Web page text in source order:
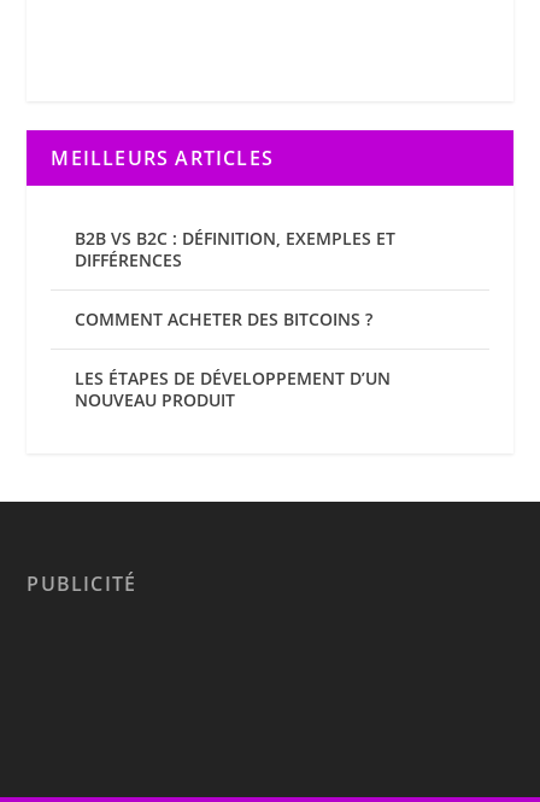
MEILLEURS ARTICLES
B2B VS B2C : DÉFINITION, EXEMPLES ET
DIFFÉRENCES
COMMENT ACHETER DES BITCOINS ?
LES ÉTAPES DE DÉVELOPPEMENT D’UN
NOUVEAU PRODUIT
PUBLICITÉ